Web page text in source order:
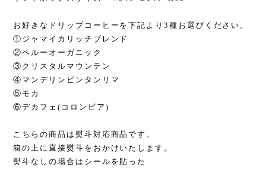
お好きなドリップコーヒーを下記より3種お選びください。
①ジャマイカリッチブレンド
②ペルーオーガニック
③クリスタルマウンテン
④マンデリンビンタンリマ
⑤モカ
⑥デカフェ(コロンビア)
こちらの商品は熨斗対応商品です。
箱の上に直接熨斗をおかけいたします。
熨斗なしの場合はシールを貼った